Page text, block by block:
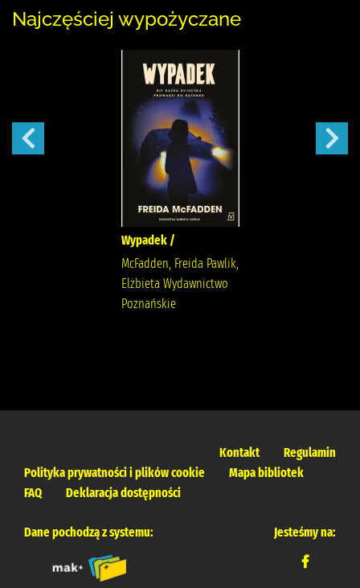
Najczęściej wypożyczane
Wypadek /
McFadden, Freida Pawlik,
Elżbieta Wydawnictwo
Poznańskie
Kontakt
Regulamin
Polityka prywatności i plików cookie
Mapa bibliotek
FAQ
Deklaracja dostępności
Dane pochodzą z systemu: Jesteśmy na: